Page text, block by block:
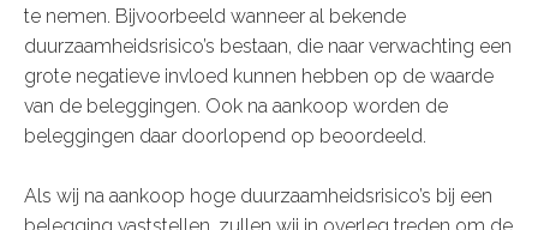
te nemen. Bijvoorbeeld wanneer al bekende
duurzaamheidsrisico’s bestaan, die naar verwachting een
grote negatieve invloed kunnen hebben op de waarde
van de beleggingen. Ook na aankoop worden de
beleggingen daar doorlopend op beoordeeld.
Als wij na aankoop hoge duurzaamheidsrisico’s bij een